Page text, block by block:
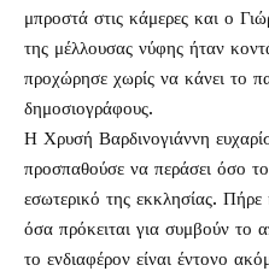
μπροστά στις κάμερες και ο
της μέλλουσας νύφης ήταν
προχώρησε χωρίς να κάνει το
δημοσιογράφους.
Η Χρυσή Βαρδινογιάννη
προσπαθούσε να περάσει όσο
εσωτερικό της εκκλησίας.
όσα πρόκειται για συμβούν το
το ενδιαφέρον είναι έντονο